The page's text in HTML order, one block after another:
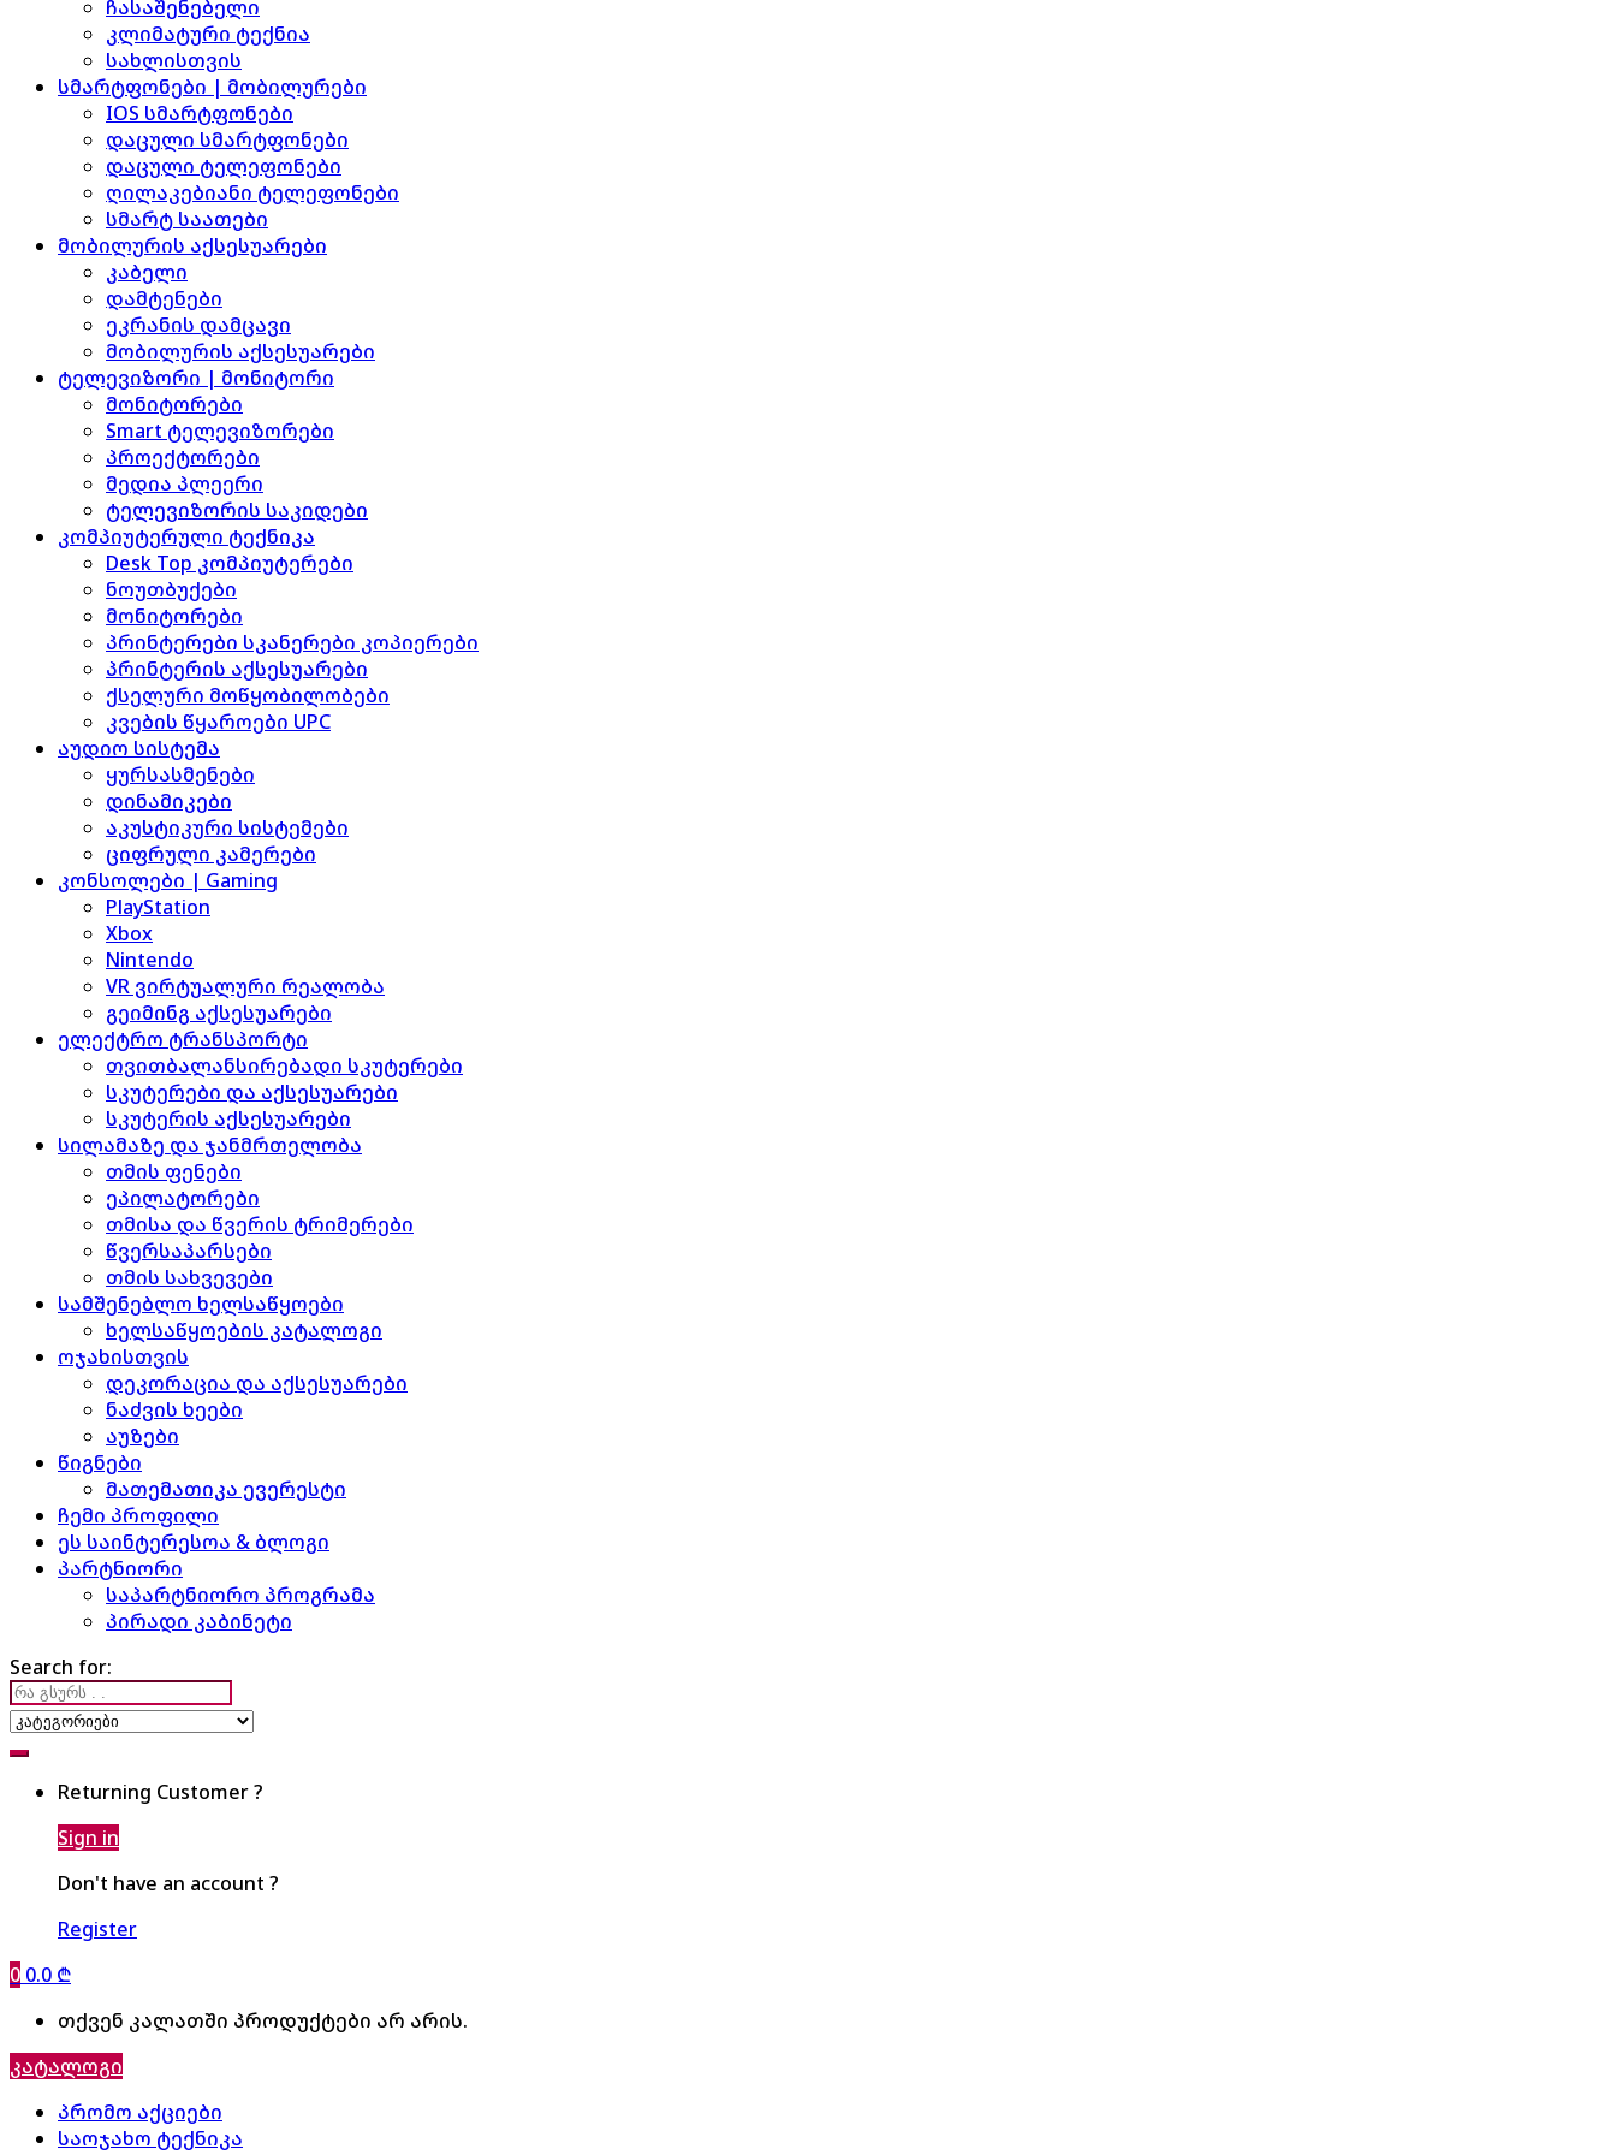
ჩასაშენებელი
კლიმატური ტექნია
სახლისთვის
სმარტფონები | მობილურები
IOS სმარტფონები
დაცული სმარტფონები
დაცული ტელეფონები
ღილაკებიანი ტელეფონები
სმარტ საათები
მობილურის აქსესუარები
კაბელი
დამტენები
ეკრანის დამცავი
მობილურის აქსესუარები
ტელევიზორი | მონიტორი
მონიტორები
Smart ტელევიზორები
პროექტორები
მედია პლეერი
ტელევიზორის საკიდები
კომპიუტერული ტექნიკა
Desk Top კომპიუტერები
ნოუთბუქები
მონიტორები
პრინტერები სკანერები კოპიერები
პრინტერის აქსესუარები
ქსელური მოწყობილობები
კვების წყაროები UPC
აუდიო სისტემა
ყურსასმენები
დინამიკები
აკუსტიკური სისტემები
ციფრული კამერები
კონსოლები | Gaming
PlayStation
Xbox
Nintendo
VR ვირტუალური რეალობა
გეიმინგ აქსესუარები
ელექტრო ტრანსპორტი
თვითბალანსირებადი სკუტერები
სკუტერები და აქსესუარები
სკუტერის აქსესუარები
სილამაზე და ჯანმრთელობა
თმის ფენები
ეპილატორები
თმისა და წვერის ტრიმერები
წვერსაპარსები
თმის სახვევები
სამშენებლო ხელსაწყოები
ხელსაწყოების კატალოგი
ოჯახისთვის
დეკორაცია და აქსესუარები
ნაძვის ხეები
აუზები
წიგნები
მათემათიკა ევერესტი
ჩემი პროფილი
ეს საინტერესოა & ბლოგი
პარტნიორი
საპარტნიორო პროგრამა
პირადი კაბინეტი
Search for:
Returning Customer ?
Sign in
Don't have an account ?
Register
0 0.0 ₾
თქვენ კალათში პროდუქტები არ არის.
კატალოგი
პრომო აქციები
საოჯახო ტექნიკა